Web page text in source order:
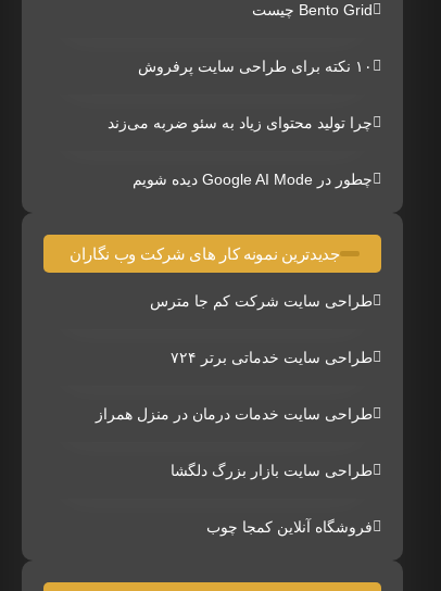
Bento Grid چیست
۱۰ نکته برای طراحی سایت پرفروش
چرا تولید محتوای زیاد به سئو ضربه می‌زند
چطور در Google AI Mode دیده شویم
جدیدترین نمونه کار های شرکت وب نگاران
طراحی سایت شرکت کم جا مترس
طراحی سایت خدماتی برتر ۷۲۴
طراحی سایت خدمات درمان در منزل همراز
طراحی سایت بازار بزرگ دلگشا
فروشگاه آنلاین کمجا چوب